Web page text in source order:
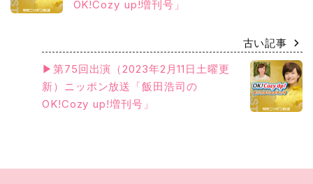
OK!Cozy up!増刊号」
古い記事
▶第75回出演（2023年2月11日土曜更
新）ニッポン放送「飯田浩司の
OK!Cozy up!増刊号」